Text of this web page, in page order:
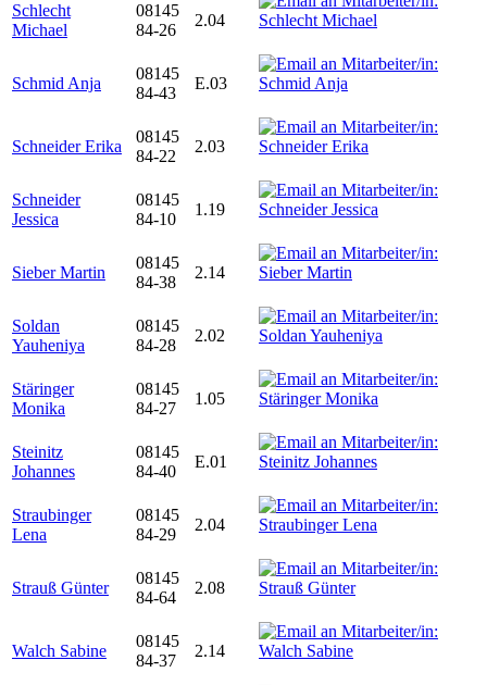
Schlecht
Michael
08145
84-26
2.04
Schmid Anja
08145
84-43
E.03
Schneider Erika
08145
84-22
2.03
Schneider
Jessica
08145
84-10
1.19
Sieber Martin
08145
84-38
2.14
Soldan
Yauheniya
08145
84-28
2.02
Stäringer
Monika
08145
84-27
1.05
Steinitz
Johannes
08145
84-40
E.01
Straubinger
Lena
08145
84-29
2.04
Strauß Günter
08145
84-64
2.08
Walch Sabine
08145
84-37
2.14